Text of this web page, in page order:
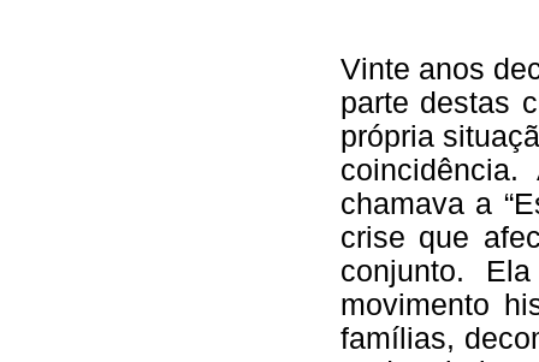
Vinte anos
parte destas
própria
chamava a
crise que
conjunto.
movimento
famílias,